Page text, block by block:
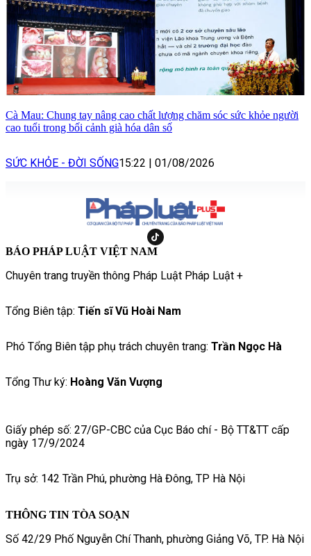
Cà Mau: Chung tay nâng cao chất lượng chăm sóc sức khỏe người
cao tuổi trong bối cảnh già hóa dân số
SỨC KHỎE - ĐỜI SỐNG15:22 | 01/08/2026
BÁO PHÁP LUẬT VIỆT NAM
Chuyên trang truyền thông Pháp Luật Pháp Luật +
Tổng Biên tập: Tiến sĩ Vũ Hoài Nam
Phó Tổng Biên tập phụ trách chuyên trang: Trần Ngọc Hà
Tổng Thư ký: Hoàng Văn Vượng
Giấy phép số: 27/GP-CBC của Cục Báo chí - Bộ TT&TT cấp
ngày 17/9/2024
Trụ sở: 142 Trần Phú, phường Hà Đông, TP Hà Nội
THÔNG TIN TÒA SOẠN
Số 42/29 Phố Nguyễn Chí Thanh, phường Giảng Võ, TP. Hà Nội